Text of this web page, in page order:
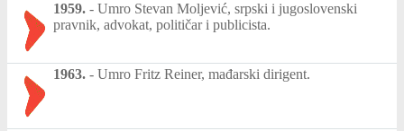
1959. - Umro Stevan Moljević, srpski i jugoslovenski
pravnik, advokat, političar i publicista.
1963. - Umro Fritz Reiner, mađarski dirigent.